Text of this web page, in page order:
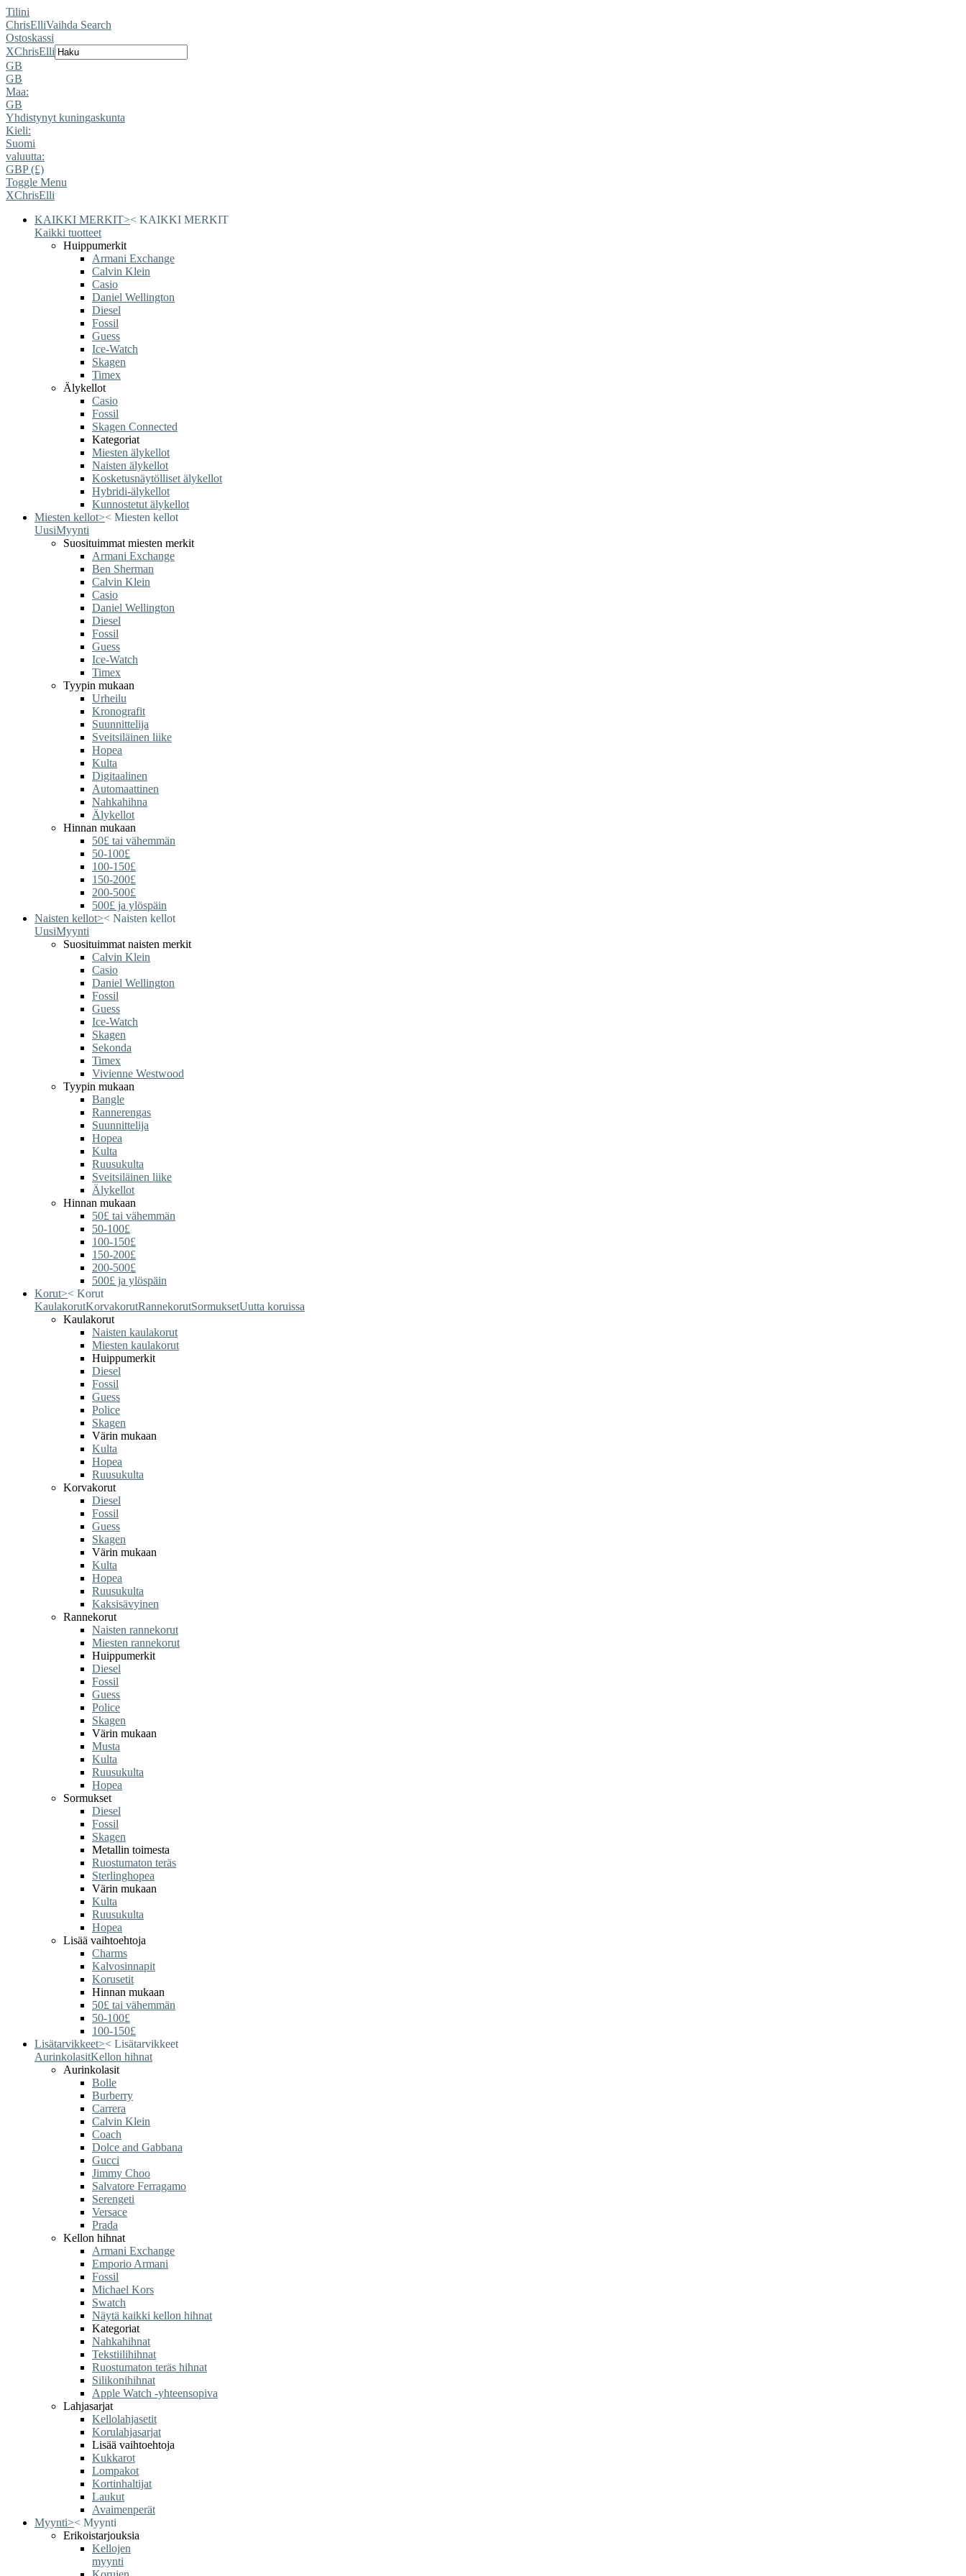
Tilini
ChrisElliVaihda Search
Ostoskassi
XChrisElli
GB
GB
Maa:
GB
Yhdistynyt kuningaskunta
Kieli:
Suomi
valuutta:
GBP (£)
Toggle Menu
XChrisElli
KAIKKI MERKIT>< KAIKKI MERKIT
Kaikki tuotteet
Huippumerkit
Armani Exchange
Calvin Klein
Casio
Daniel Wellington
Diesel
Fossil
Guess
Ice-Watch
Skagen
Timex
Älykellot
Casio
Fossil
Skagen Connected
Kategoriat
Miesten älykellot
Naisten älykellot
Kosketusnäytölliset älykellot
Hybridi-älykellot
Kunnostetut älykellot
Miesten kellot>< Miesten kellot
UusiMyynti
Suosituimmat miesten merkit
Armani Exchange
Ben Sherman
Calvin Klein
Casio
Daniel Wellington
Diesel
Fossil
Guess
Ice-Watch
Timex
Tyypin mukaan
Urheilu
Kronografit
Suunnittelija
Sveitsiläinen liike
Hopea
Kulta
Digitaalinen
Automaattinen
Nahkahihna
Älykellot
Hinnan mukaan
50£ tai vähemmän
50-100£
100-150£
150-200£
200-500£
500£ ja ylöspäin
Naisten kellot>< Naisten kellot
UusiMyynti
Suosituimmat naisten merkit
Calvin Klein
Casio
Daniel Wellington
Fossil
Guess
Ice-Watch
Skagen
Sekonda
Timex
Vivienne Westwood
Tyypin mukaan
Bangle
Rannerengas
Suunnittelija
Hopea
Kulta
Ruusukulta
Sveitsiläinen liike
Älykellot
Hinnan mukaan
50£ tai vähemmän
50-100£
100-150£
150-200£
200-500£
500£ ja ylöspäin
Korut>< Korut
KaulakorutKorvakorutRannekorutSormuksetUutta koruissa
Kaulakorut
Naisten kaulakorut
Miesten kaulakorut
Huippumerkit
Diesel
Fossil
Guess
Police
Skagen
Värin mukaan
Kulta
Hopea
Ruusukulta
Korvakorut
Diesel
Fossil
Guess
Skagen
Värin mukaan
Kulta
Hopea
Ruusukulta
Kaksisävyinen
Rannekorut
Naisten rannekorut
Miesten rannekorut
Huippumerkit
Diesel
Fossil
Guess
Police
Skagen
Värin mukaan
Musta
Kulta
Ruusukulta
Hopea
Sormukset
Diesel
Fossil
Skagen
Metallin toimesta
Ruostumaton teräs
Sterlinghopea
Värin mukaan
Kulta
Ruusukulta
Hopea
Lisää vaihtoehtoja
Charms
Kalvosinnapit
Korusetit
Hinnan mukaan
50£ tai vähemmän
50-100£
100-150£
Lisätarvikkeet>< Lisätarvikkeet
AurinkolasitKellon hihnat
Aurinkolasit
Bolle
Burberry
Carrera
Calvin Klein
Coach
Dolce and Gabbana
Gucci
Jimmy Choo
Salvatore Ferragamo
Serengeti
Versace
Prada
Kellon hihnat
Armani Exchange
Emporio Armani
Fossil
Michael Kors
Swatch
Näytä kaikki kellon hihnat
Kategoriat
Nahkahihnat
Tekstiilihihnat
Ruostumaton teräs hihnat
Silikonihihnat
Apple Watch -yhteensopiva
Lahjasarjat
Kellolahjasetit
Korulahjasarjat
Lisää vaihtoehtoja
Kukkarot
Lompakot
Kortinhaltijat
Laukut
Avaimenperät
Myynti>< Myynti
Erikoistarjouksia
Kellojen
myynti